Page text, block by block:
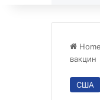
Home
вакцин
США